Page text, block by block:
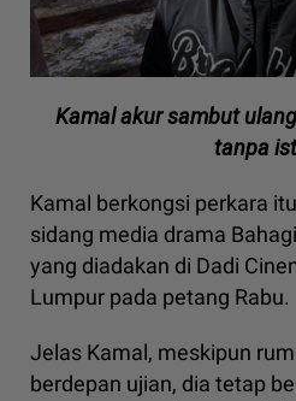
Kamal akur sambut
tanpa
Kamal berkongsi perkara
sidang media drama
yang diadakan di Dadi
Lumpur pada petang Rabu.
Jelas Kamal, meskipun
berdepan ujian, dia tetap